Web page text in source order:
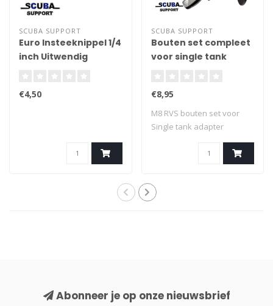
SCUBA SUPPORT
Euro Insteeknippel 1/4
inch Uitwendig
€4,50
SCUBA SUPPORT
Bouten set compleet
voor single tank
€8,95
M8 RVS bouten set voor
Single tank adapter
Abonneer je op onze nieuwsbrief